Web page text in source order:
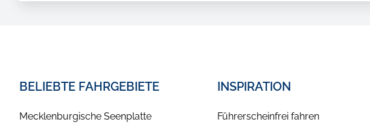
BELIEBTE FAHRGEBIETE
Mecklenburgische Seenplatte
INSPIRATION
Führerscheinfrei fahren